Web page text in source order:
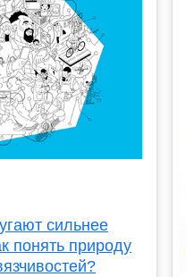
сильнее
понять природу